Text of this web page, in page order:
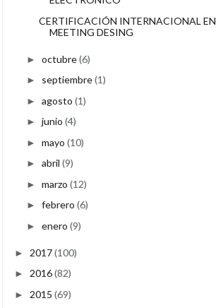
CERTIFICACIÓN INTERNACIONAL EN
MEETING DESING
► octubre(6)
► septiembre(1)
► agosto (1)
► junio (4)
► mayo (10)
► abril (9)
► marzo (12)
► febrero (6)
► enero (9)
► 2017(100)
► 2016(82)
► 2015 (69)